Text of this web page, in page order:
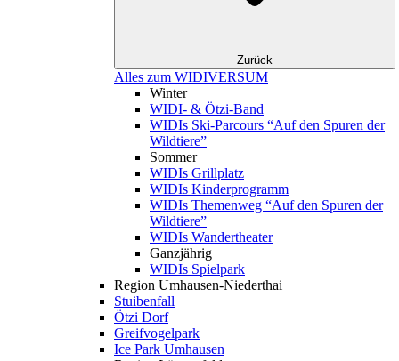
Zurück
Alles zum WIDIVERSUM
Winter
WIDI- & Ötzi-Band
WIDIs Ski-Parcours “Auf den Spuren der
Wildtiere”
Sommer
WIDIs Grillplatz
WIDIs Kinderprogramm
WIDIs Themenweg “Auf den Spuren der
Wildtiere”
WIDIs Wandertheater
Ganzjährig
WIDIs Spielpark
Region Umhausen-Niederthai
Stuibenfall
Ötzi Dorf
Greifvogelpark
Ice Park Umhausen